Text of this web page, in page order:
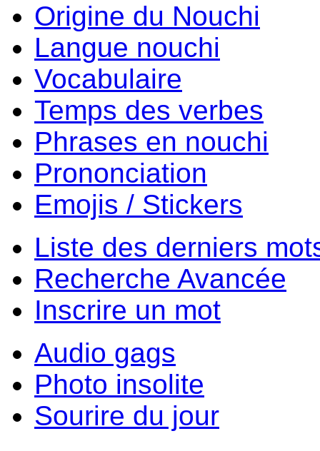
Origine du Nouchi
Langue nouchi
Vocabulaire
Temps des verbes
Phrases en nouchi
Prononciation
Emojis / Stickers
Liste des derniers
Recherche Avancée
Inscrire un mot
Audio gags
Photo insolite
Sourire du jour